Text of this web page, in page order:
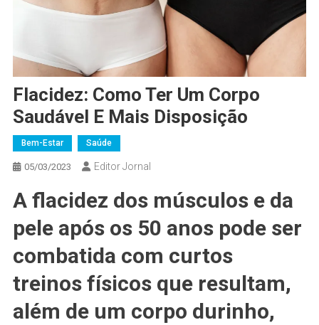
Flacidez: Como Ter Um Corpo
Saudável E Mais Disposição
Bem-Estar Saúde
05/03/2023 Editor Jornal
A flacidez dos músculos e da
pele após os 50 anos pode ser
combatida com curtos
treinos físicos que resultam,
além de um corpo durinho,